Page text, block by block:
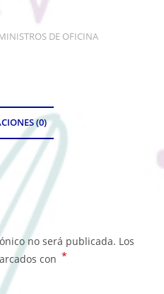
DE OFICINA
(0)
no será publicada. Los
con *